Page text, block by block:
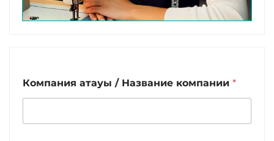
Компания атауы / Название компании *